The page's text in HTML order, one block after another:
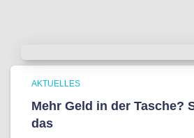
AKTUELLES
Mehr Geld in der Tasche?
das